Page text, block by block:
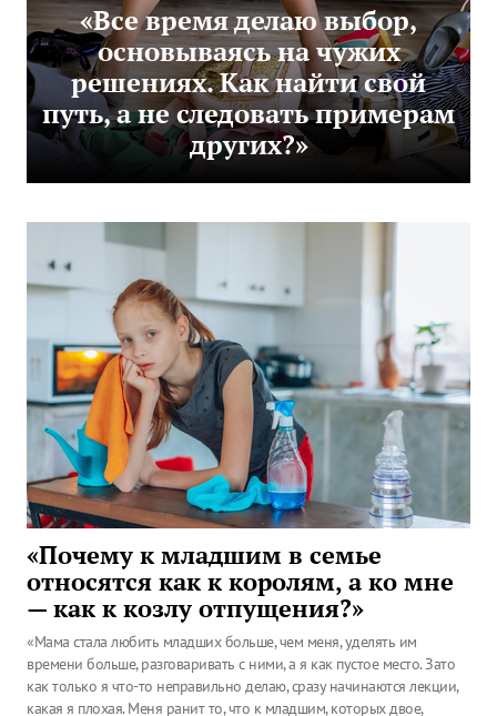
«Все время делаю выбор,
основываясь на чужих
решениях. Как найти свой
путь, а не следовать примерам
других?»
«Почему к младшим в семье
относятся как к королям, а ко мне
— как к козлу отпущения?»
«Мама стала любить младших больше, чем меня, уделять им
времени больше, разговаривать с ними, а я как пустое место. Зато
как только я что-то неправильно делаю, сразу начинаются лекции,
какая я плохая. Меня ранит то, что к младшим, которых двое,